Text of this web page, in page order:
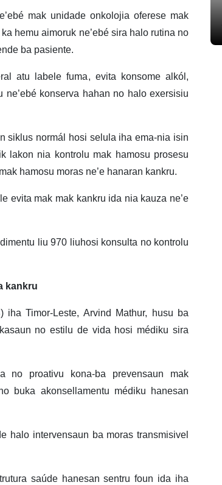
mak unidade onkolojia oferese mak
hemu aimoruk ne’ebé sira halo rutina no
ba pasiente.
atu labele fuma, evita konsome alkól,
ne’ebé konserva hahan no halo exersisiu
siklus normál hosi selula iha ema-nia isin
lakon nia kontrolu mak hamosu prosesu
hamosu moras ne’e hanaran kankru.
evita mak mak kankru ida nia kauza ne’e
liu 970 liuhosi konsulta no kontrolu
kankru
iha Timor-Leste, Arvind Mathur, husu ba
no estilu de vida hosi médiku sira
no proativu kona-ba prevensaun mak
buka akonsellamentu médiku hanesan
halo intervensaun ba moras transmisivel
saúde hanesan sentru foun ida iha